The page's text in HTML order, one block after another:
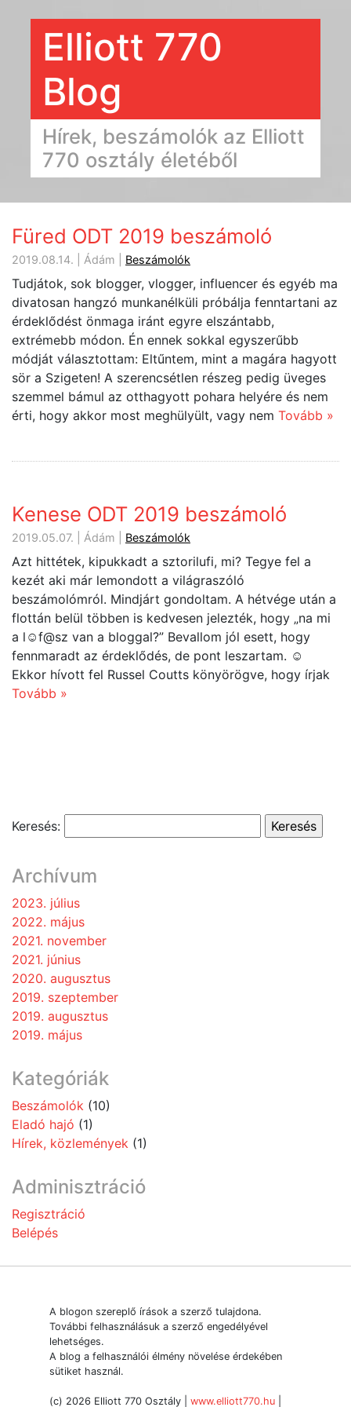
Elliott 770
Blog
Hírek, beszámolók az Elliott
770 osztály életéből
Füred ODT 2019 beszámoló
2019.08.14. | Ádám | Beszámolók
Tudjátok, sok blogger, vlogger, influencer és egyéb ma
divatosan hangzó munkanélküli próbálja fenntartani az
érdeklődést önmaga iránt egyre elszántabb,
extrémebb módon. Én ennek sokkal egyszerűbb
módját választottam: Eltűntem, mint a magára hagyott
sör a Szigeten! A szerencsétlen részeg pedig üveges
szemmel bámul az otthagyott pohara helyére és nem
érti, hogy akkor most meghülyült, vagy nem Tovább »
Kenese ODT 2019 beszámoló
2019.05.07. | Ádám | Beszámolók
Azt hittétek, kipukkadt a sztorilufi, mi? Tegye fel a
kezét aki már lemondott a világraszóló
beszámolómról. Mindjárt gondoltam. A hétvége után a
flottán belül többen is kedvesen jelezték, hogy „na mi
a l☺f@sz van a bloggal?” Bevallom jól esett, hogy
fennmaradt az érdeklődés, de pont leszartam. ☺
Ekkor hívott fel Russel Coutts könyörögve, hogy írjak
Tovább »
Keresés:
Archívum
2023. július
2022. május
2021. november
2021. június
2020. augusztus
2019. szeptember
2019. augusztus
2019. május
Kategóriák
Beszámolók (10)
Eladó hajó (1)
Hírek, közlemények (1)
Adminisztráció
Regisztráció
Belépés
A blogon szereplő írások a szerző tulajdona.
További felhasználásuk a szerző engedélyével
lehetséges.
A blog a felhasználói élmény növelése érdekében
sütiket használ.
(c) 2026 Elliott 770 Osztály | www.elliott770.hu